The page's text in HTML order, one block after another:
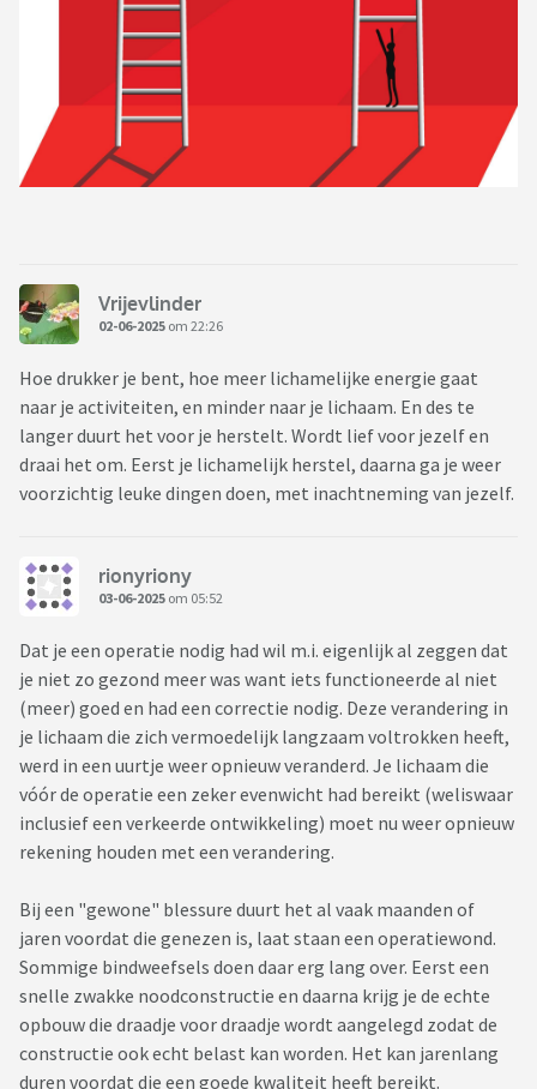
Vrijevlinder
02-06-2025 om 22:26
Hoe drukker je bent, hoe meer lichamelijke energie gaat
naar je activiteiten, en minder naar je lichaam. En des te
langer duurt het voor je herstelt. Wordt lief voor jezelf en
draai het om. Eerst je lichamelijk herstel, daarna ga je weer
voorzichtig leuke dingen doen, met inachtneming van jezelf.
rionyriony
03-06-2025 om 05:52
Dat je een operatie nodig had wil m.i. eigenlijk al zeggen dat
je niet zo gezond meer was want iets functioneerde al niet
(meer) goed en had een correctie nodig. Deze verandering in
je lichaam die zich vermoedelijk langzaam voltrokken heeft,
werd in een uurtje weer opnieuw veranderd. Je lichaam die
vóór de operatie een zeker evenwicht had bereikt (weliswaar
inclusief een verkeerde ontwikkeling) moet nu weer opnieuw
rekening houden met een verandering.
Bij een "gewone" blessure duurt het al vaak maanden of
jaren voordat die genezen is, laat staan een operatiewond.
Sommige bindweefsels doen daar erg lang over. Eerst een
snelle zwakke noodconstructie en daarna krijg je de echte
opbouw die draadje voor draadje wordt aangelegd zodat de
constructie ook echt belast kan worden. Het kan jarenlang
duren voordat die een goede kwaliteit heeft bereikt.